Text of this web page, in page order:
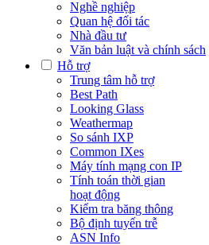
Nghề nghiệp
Quan hệ đối tác
Nhà đầu tư
Văn bản luật và chính sách
Hỗ trợ
Trung tâm hỗ trợ
Best Path
Looking Glass
Weathermap
So sánh IXP
Common IXes
Máy tính mạng con IP
Tính toán thời gian
hoạt động
Kiểm tra băng thông
Bộ định tuyến trễ
ASN Info